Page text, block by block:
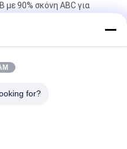
με 90% σκόνη ABC για
UL ULC Approved με
10LB UL Approved με
for?